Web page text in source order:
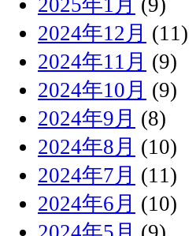
2024年12月 (11)
2024年11月 (9)
2024年10月 (9)
2024年9月 (8)
2024年8月 (10)
2024年7月 (11)
2024年6月 (10)